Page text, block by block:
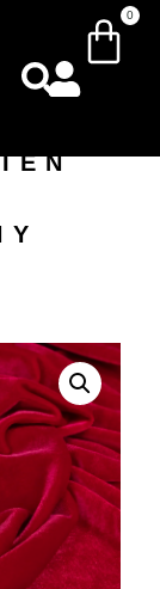
0